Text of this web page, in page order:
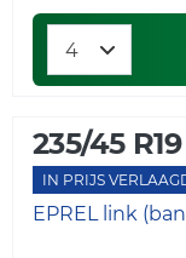
235/45
IN PRIJS
EPREL link